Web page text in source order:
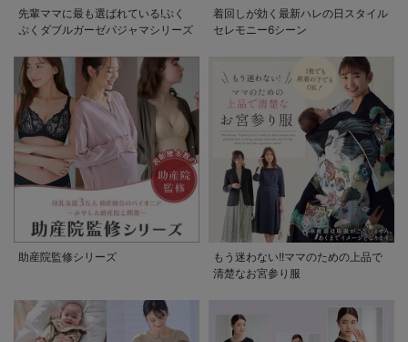
先輩ママに最も選ばれている!ぷく
ぷくダブルガーゼパジャマシリーズ
着回しが効く最新ハレの日スタイル
セレモニー6シーン
助産院監修シリーズ
もう迷わない!!ママのための上品で
清楚なお宮参り服